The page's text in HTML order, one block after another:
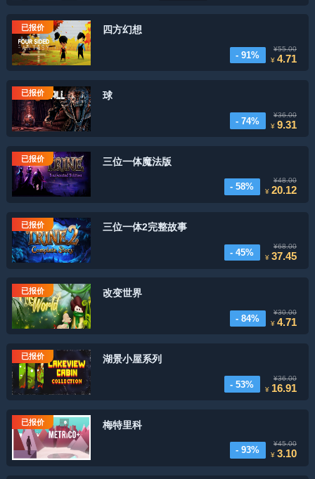
已报价 四方幻想
- 91%
¥55.00
¥4.71
已报价 球
- 74%
¥36.00
¥9.31
已报价 三位一体魔法版
- 58%
¥48.00
¥20.12
已报价 三位一体2完整故事
- 45%
¥68.00
¥37.45
已报价 改变世界
- 84%
¥30.00
¥4.71
已报价 湖景小屋系列
- 53%
¥36.00
¥ 16.91
已报价 梅特里科
- 93%
¥45.00
¥3.10